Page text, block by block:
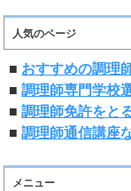
人気のページ
■ おすすめの調理
■調理師専門学校
■調理師免許をと
■調理師通信講座
メニュー